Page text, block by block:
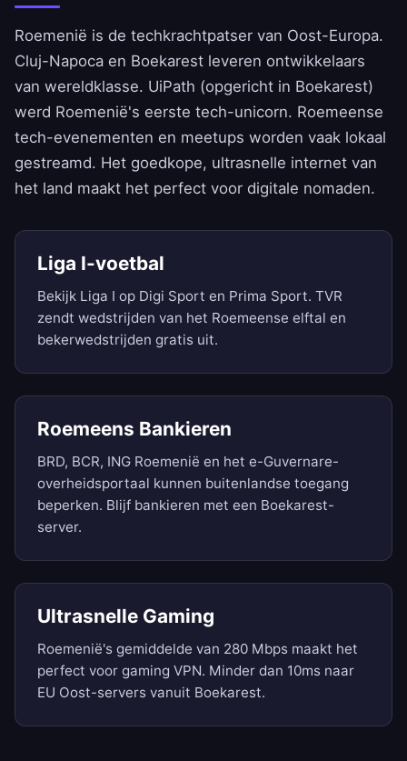
Roemenië is de techkrachtpatser van Oost-Europa.
Cluj-Napoca en Boekarest leveren ontwikkelaars
van wereldklasse. UiPath (opgericht in Boekarest)
werd Roemenië's eerste tech-unicorn. Roemeense
tech-evenementen en meetups worden vaak lokaal
gestreamd. Het goedkope, ultrasnelle internet van
het land maakt het perfect voor digitale nomaden.
Liga I-voetbal
Bekijk Liga I op Digi Sport en Prima Sport. TVR
zendt wedstrijden van het Roemeense elftal en
bekerwedstrijden gratis uit.
Roemeens Bankieren
BRD, BCR, ING Roemenië en het e-Guvernare-
overheidsportaal kunnen buitenlandse toegang
beperken. Blijf bankieren met een Boekarest-
server.
Ultrasnelle Gaming
Roemenië's gemiddelde van 280 Mbps maakt het
perfect voor gaming VPN. Minder dan 10ms naar
EU Oost-servers vanuit Boekarest.